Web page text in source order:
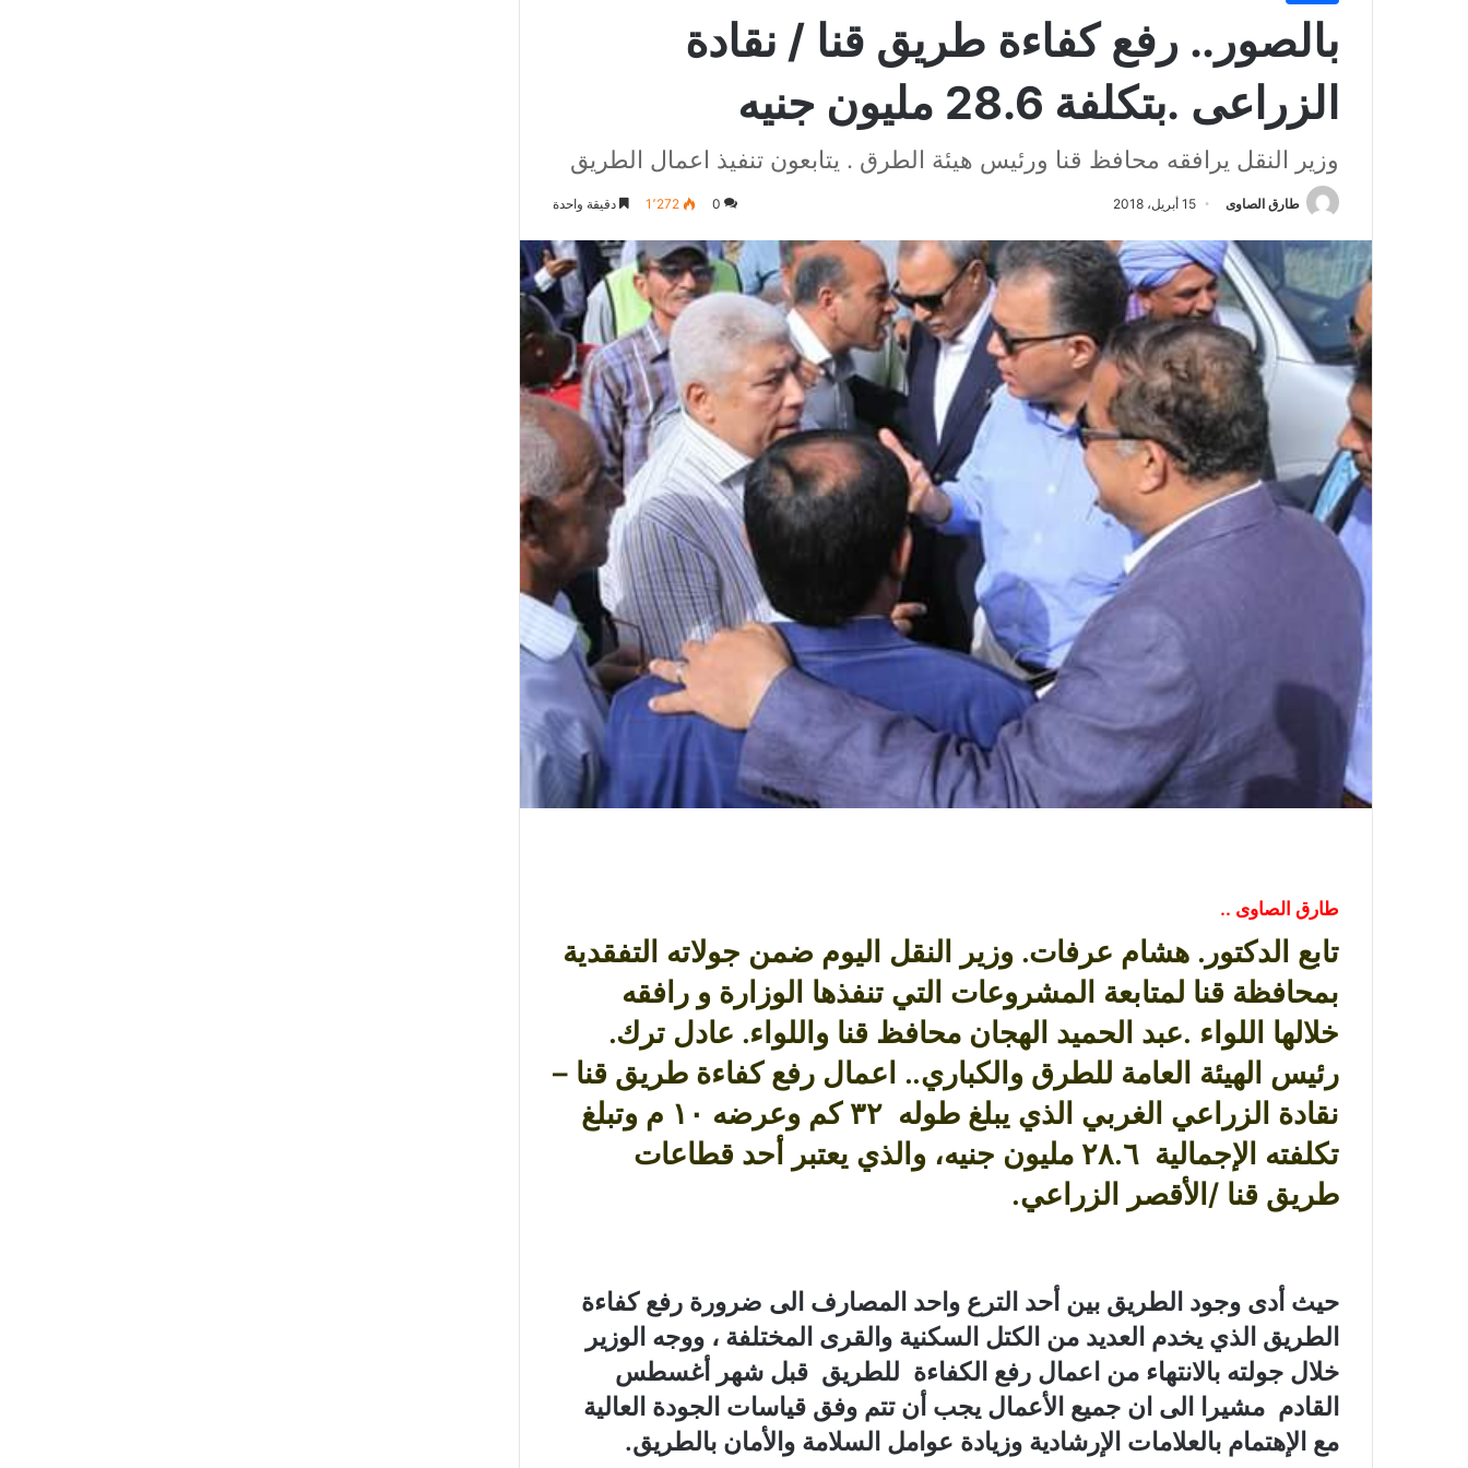
بالصور.. رفع كفاءة طريق قنا / نقادة
الزراعى .بتكلفة 28.6 مليون جنيه
وزير النقل يرافقه محافظ قنا ورئيس هيئة الطرق . يتابعون تنفيذ اعمال الطريق
طارق الصاوى 15 أبريل، 2018 0 1٬272 دقيقة واحدة
طارق الصاوى ..
تابع الدكتور. هشام عرفات. وزير النقل اليوم ضمن جولاته التفقدية
بمحافظة قنا لمتابعة المشروعات التي تنفذها الوزارة و رافقه
خلالها اللواء .عبد الحميد الهجان محافظ قنا واللواء. عادل ترك.
رئيس الهيئة العامة للطرق والكباري.. اعمال رفع كفاءة طريق قنا –
نقادة الزراعي الغربي الذي يبلغ طوله ٣٢ كم وعرضه ١٠ م وتبلغ
تكلفته الإجمالية ٢٨.٦ مليون جنيه، والذي يعتبر أحد قطاعات
طريق قنا /الأقصر الزراعي.
حيث أدى وجود الطريق بين أحد الترع واحد المصارف الى ضرورة رفع كفاءة
الطريق الذي يخدم العديد من الكتل السكنية والقرى المختلفة ، ووجه الوزير
خلال جولته بالانتهاء من اعمال رفع الكفاءة للطريق قبل شهر أغسطس
القادم مشيرا الى ان جميع الأعمال يجب أن تتم وفق قياسات الجودة العالية
مع الإهتمام بالعلامات الإرشادية وزيادة عوامل السلامة والأمان بالطريق.